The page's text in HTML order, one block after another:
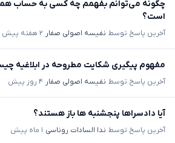
چگونه می‌توانم بفهمم چه کسی به حساب
است؟
آخرین پاسخ توسط نفیسه اصولی صفار ۲ هفته پیش
مفهوم پیگیری شکایت مطروحه در ابلاغیه
آخرین پاسخ توسط نفیسه اصولی صفار ۴ روز پیش
آیا دادسراها پنجشنبه ها باز هستند؟
آخرین پاسخ توسط ندا السادات روناسی ۱ ماه پیش